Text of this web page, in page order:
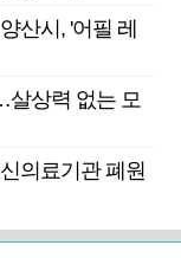
산시, '어필 레
살상력 없는 모
의료기관 폐원